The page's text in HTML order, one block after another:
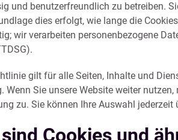
und benutzerfreundlich zu betreiben.
dies erfolgt, wie lange die
wir verarbeiten personenbezogene
gilt für alle Seiten, Inhalte und
Wenn Sie unsere Website weiter
zu. Sie können Ihre Auswahl
Cookies und